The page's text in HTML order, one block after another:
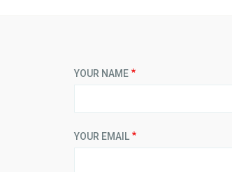
YOUR NAME
YOUR EMAIL